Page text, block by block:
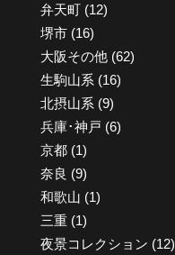
弁天町 (12)
堺市 (16)
大阪その他 (62)
生駒山系 (16)
北摂山系 (9)
兵庫･神戸 (6)
京都 (1)
奈良 (9)
和歌山 (1)
三重 (1)
夜景コレクション (12)